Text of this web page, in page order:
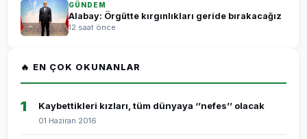
GÜNDEM
Alabay: Örgütte kırgınlıkları geride bırakacağız
12 saat önce
🔥 EN ÇOK OKUNANLAR
1 Kaybettikleri kızları, tüm dünyaya ‘’nefes’’ olacak
01 Haziran 2016